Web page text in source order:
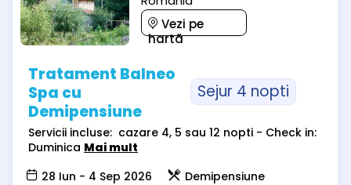
Vezi pe
hartă
Tratament Balneo
Spa cu
Demipensiune
Sejur 4 nopti
Servicii incluse: cazare 4, 5 sau 12 nopti - Check in:
Duminica Mai mult
28 Iun - 4 Sep 2026
Demipensiune